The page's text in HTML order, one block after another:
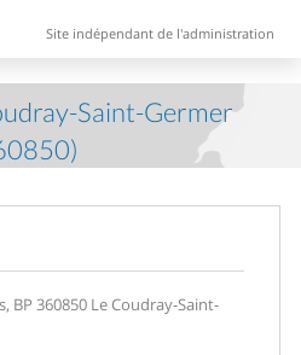
Site indépendant de l'administration
Saint-Germer
BP 360850 Le Coudray-Saint-